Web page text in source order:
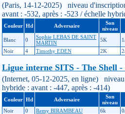
(Paris, 14-12-2025) niveau
avant : -532, après : -523 / échelle
Couleur Hd Adversaire
Son
niveau
Blanc
0
Sophie LEBAS DE SAINT
MARTIN
5K
Noir
4 Timothy EDEN 2K
Ligue interne SITS - The Shell -
(Internet, 05-12-2025, en ligne)
hybride : avant : -447, après : -414)
Couleur Hd Adversaire
Son
niveau
Noir
0 Remy BIRAMBEAU 6k